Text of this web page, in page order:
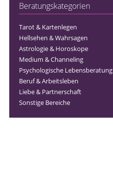
Beratungskategorien
Tarot & Kartenlegen
Hellsehen & Wahrsagen
Astrologie & Horoskope
Medium & Channeling
Psychologische Lebensberatung
Beruf & Arbeitsleben
Liebe & Partnerschaft
Sonstige Bereiche